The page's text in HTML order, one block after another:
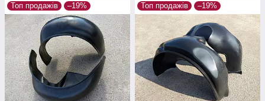
Топ продажів –19% Топ продажів –19%